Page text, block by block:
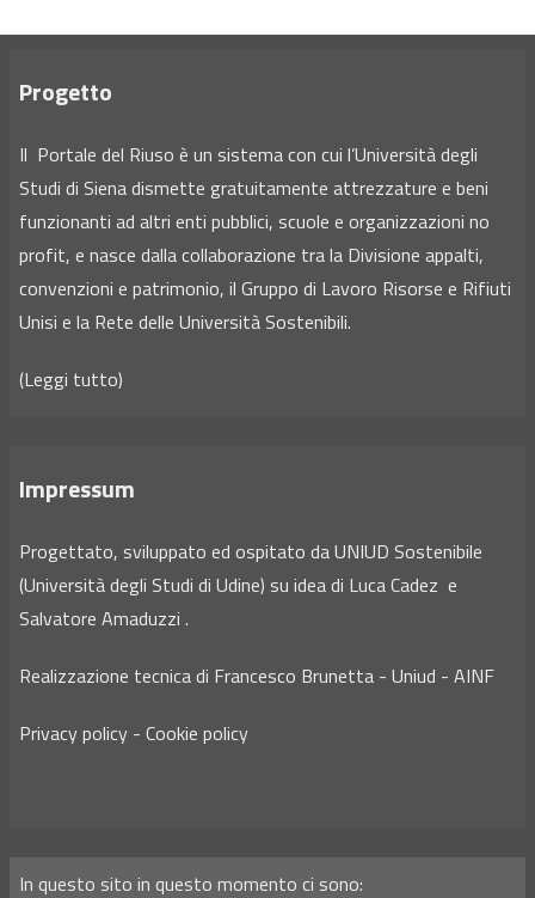
Progetto
Il Portale del Riuso è un sistema con cui l’Università degli
Studi di Siena dismette gratuitamente attrezzature e beni
funzionanti ad altri enti pubblici, scuole e organizzazioni no
profit, e nasce dalla collaborazione tra la Divisione appalti,
convenzioni e patrimonio, il Gruppo di Lavoro Risorse e Rifiuti
Unisi e la Rete delle Università Sostenibili.
(Leggi tutto)
Impressum
Progettato, sviluppato ed ospitato da UNIUD Sostenibile
(Università degli Studi di Udine) su idea di Luca Cadez e
Salvatore Amaduzzi .
Realizzazione tecnica di Francesco Brunetta - Uniud - AINF
Privacy policy - Cookie policy
In questo sito in questo momento ci sono: